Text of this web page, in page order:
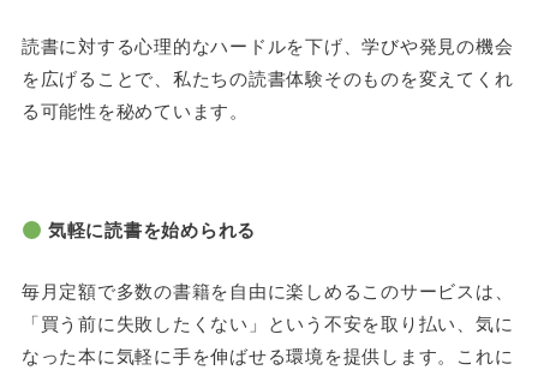
読書に対する心理的なハードルを下げ、学びや発見の機会
を広げることで、私たちの読書体験そのものを変えてくれ
る可能性を秘めています。
気軽に読書を始められる
毎月定額で多数の書籍を自由に楽しめるこのサービスは、
「買う前に失敗したくない」という不安を取り払い、気に
なった本に気軽に手を伸ばせる環境を提供します。これに